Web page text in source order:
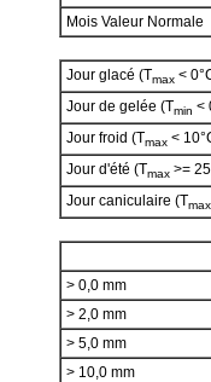
Mois Valeur Normale
Jour glacé (Tmax<
Jour de gelée (Tmin <
Jour froid (Tmax<
Jour d'été (Tmax>=
Jour caniculaire (Tmax
> 0,0 mm
> 2,0 mm
> 5,0 mm
> 10,0 mm